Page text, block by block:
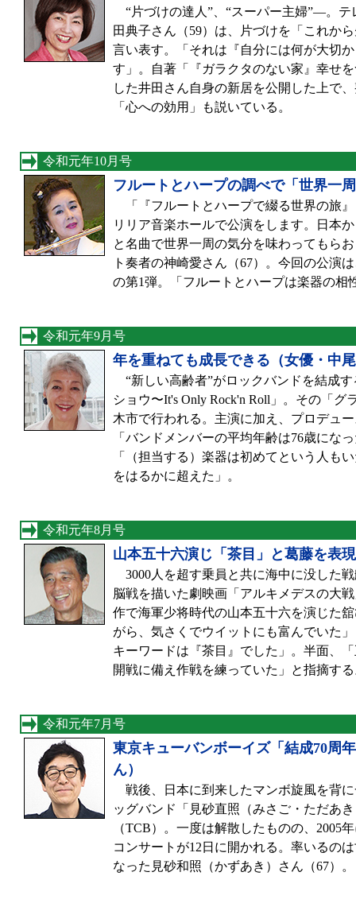
“片づけの達人”、“スーパー主婦”—。テ
田典子さん（59）は、片づけを「これか
言い表す。「それは『自分には何が大切
す」。自著「『ガラクタのない家』幸せ
した井田さん自身の新居を公開した上で
「心への効用」も説いている。
令和元年10月号
フルートとハープの調べで「世界一
「『フルートとハープで綴る世界の旅
リリア音楽ホールで公演をします。日本
と名曲で世界一周の気分を味わってもら
ト奏者の神崎愛さん（67）。今回の公演
の第1弾。「フルートとハープは楽器の相
令和元年9月号
年を重ねても成長できる（女優・中
“新しい高齢者”がロックバンドを結成
ショウ〜It's Only Rock'n Roll」。その「
木市で行われる。主演に加え、プロデュ
「バンドメンバーの平均年齢は76歳にな
「（担当する）楽器は初めてという人も
をはるかに超えた」。
令和元年8月号
山本五十六演じ「茶目」と葛藤を表
3000人を超す乗員と共に海中に没した
脳戦を描いた劇映画「アルキメデスの大
作で海軍少将時代の山本五十六を演じた
がら、気さくでウイットにも富んでいた
キーワードは『茶目』でした」。半面、
開戦に備え作戦を練っていた」と指摘す
令和元年7月号
東京キューバンボーイズ「結成70周
ん）
戦後、日本に到来したマンボ旋風を背
ッグバンド「見砂直照（みさご・ただあ
（TCB）。一度は解散したものの、2005
コンサートが12日に開かれる。率いるの
なった見砂和照（かずあき）さん（67）。